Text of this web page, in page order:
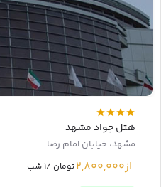
هتل جواد مشهد
مشهد، خیابان امام رضا
از2,800,000تومان /1 شب